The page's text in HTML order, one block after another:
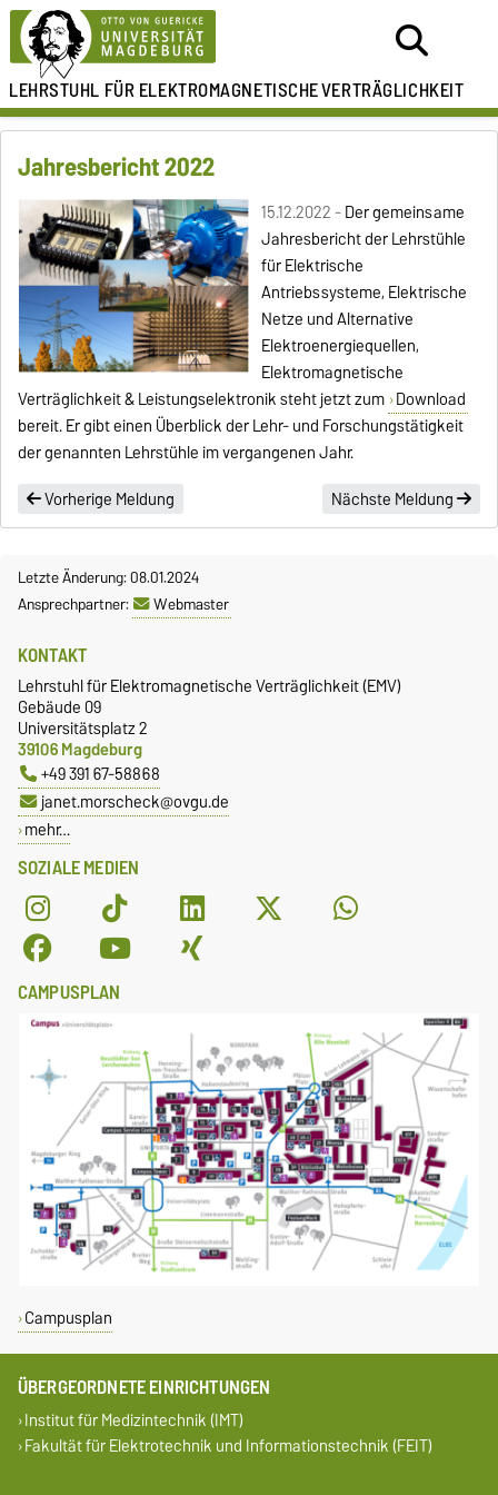
LEHRSTUHL FÜRELEKTROMAGNETISCHEVERTRÄGLICHKEIT
Jahresbericht 2022
15.12.2022 -Der gemeinsame
Jahresbericht der Lehrstühle
für Elektrische
Antriebssysteme, Elektrische
Netze und Alternative
Elektroenergiequellen,
Elektromagnetische
Verträglichkeit & Leistungselektronik steht jetzt zum Download
bereit. Er gibt einen Überblick der Lehr- und Forschungstätigkeit
der genannten Lehrstühle im vergangenen Jahr.
Vorherige Meldung
Nächste Meldung
Letzte Änderung: 08.01.2024
Ansprechpartner:
Webmaster
SOZIALE MEDIEN
KONTAKT
Lehrstuhl für Elektromagnetische Verträglichkeit (EMV)
Gebäude 09
Universitätsplatz 2
39106 Magdeburg
+49 391 67-58868
janet.morscheck@ovgu.de
mehr…
CAMPUSPLAN
Campusplan
ÜBERGEORDNETE EINRICHTUNGEN
Institut für Medizintechnik (IMT)
Fakultät für Elektrotechnik und Informationstechnik (FEIT)